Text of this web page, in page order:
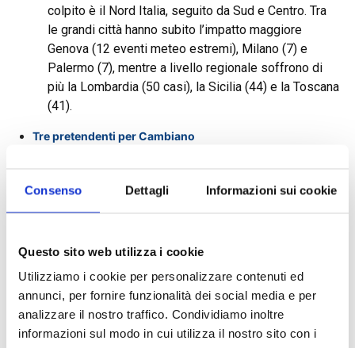
Consenso Dettagli Informazioni sui cookie
Questo sito web utilizza i cookie
Utilizziamo i cookie per personalizzare contenuti ed
annunci, per fornire funzionalità dei social media e per
analizzare il nostro traffico. Condividiamo inoltre
informazioni sul modo in cui utilizza il nostro sito con i
colpito è il Nord Italia, seguito da Sud e Centro. Tra
le grandi città hanno subito l’impatto maggiore
Genova (12 eventi meteo estremi), Milano (7) e
Palermo (7), mentre a livello regionale soffrono di
più la Lombardia (50 casi), la Sicilia (44) e la Toscana
(41).
Tre pretendenti per Cambiano
assicurativa che fa capo ad Apollo, sono in shortlist
per aggiudicarsi il 10-20% di Banca Cambiano 1884
da circa 20 milioni da parte di chi compra e a cui
spetterà un posto in cda.